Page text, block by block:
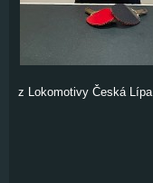
z Lokomotivy Česká Lípa